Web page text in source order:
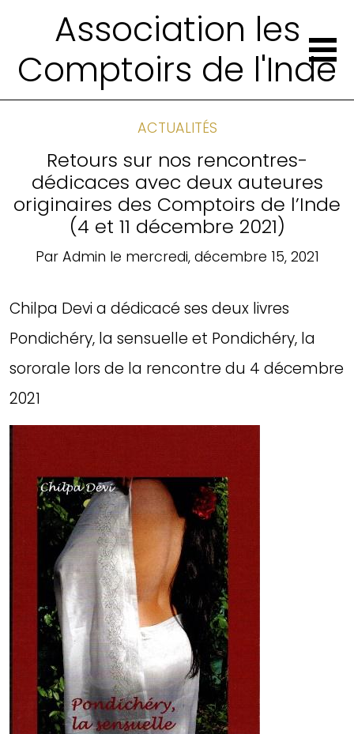
Association les
Comptoirs de l'Inde
ACTUALITÉS
Retours sur nos rencontres-
dédicaces avec deux auteures
originaires des Comptoirs de l’Inde
(4 et 11 décembre 2021)
Par Admin le mercredi, décembre 15, 2021
Chilpa Devi a dédicacé ses deux livres
Pondichéry, la sensuelle et Pondichéry, la
sororale lors de la rencontre du 4 décembre
2021